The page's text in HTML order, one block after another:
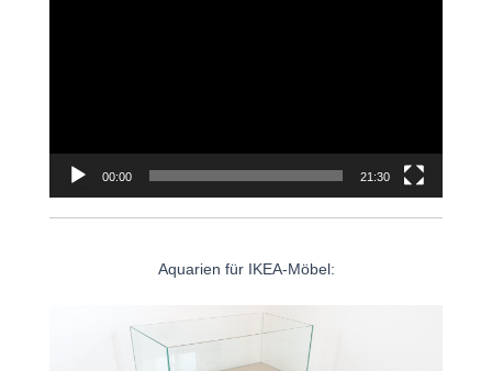
00:00 21:30
Aquarien für IKEA-Möbel: